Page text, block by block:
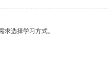
选择学习方式。